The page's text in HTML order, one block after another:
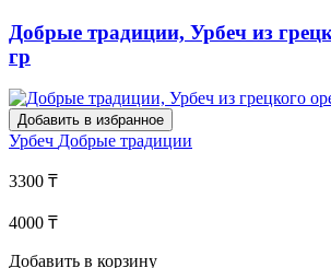
Добрые традиции, Урбеч из
гр
Добавить в избранное
Урбеч Добрые традиции
3300 ₸
4000 ₸
Добавить в корзину